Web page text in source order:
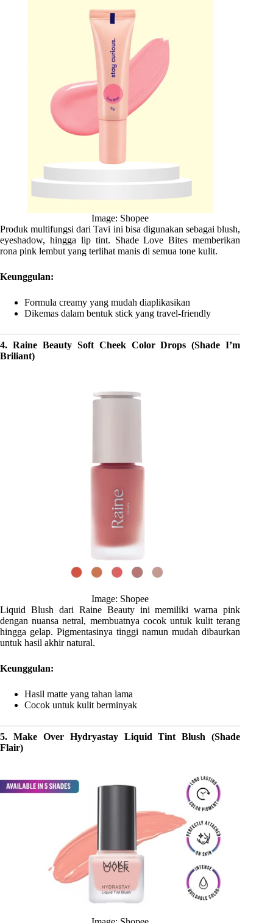
Image: Shopee
Produk multifungsi dari Tavi ini bisa digunakan sebagai blush,
eyeshadow, hingga lip tint. Shade Love Bites memberikan
rona pink lembut yang terlihat manis di semua tone kulit.
Keunggulan:
Formula creamy yang mudah diaplikasikan
Dikemas dalam bentuk stick yang travel-friendly
4. Raine Beauty Soft Cheek Color Drops (Shade I’m
Briliant)
Image: Shopee
Liquid Blush dari Raine Beauty ini memiliki warna pink
dengan nuansa netral, membuatnya cocok untuk kulit terang
hingga gelap. Pigmentasinya tinggi namun mudah dibaurkan
untuk hasil akhir natural.
Keunggulan:
Hasil matte yang tahan lama
Cocok untuk kulit berminyak
5. Make Over Hydryastay Liquid Tint Blush (Shade
Flair)